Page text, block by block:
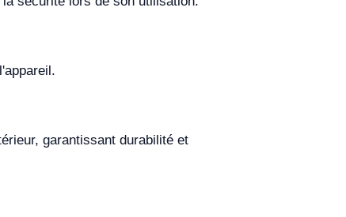
garantissant durabilité et